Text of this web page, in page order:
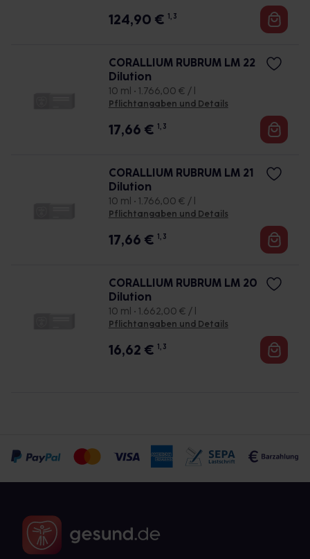
124,90 € 1, 3
CORALLIUM RUBRUM LM 22
Dilution
10 ml • 1.766,00 € / l
Pflichtangaben und Details
17,66 € 1, 3
CORALLIUM RUBRUM LM 21
Dilution
10 ml • 1.766,00 € / l
Pflichtangaben und Details
17,66 € 1, 3
CORALLIUM RUBRUM LM 20
Dilution
10 ml • 1.662,00 € / l
Pflichtangaben und Details
16,62 € 1, 3